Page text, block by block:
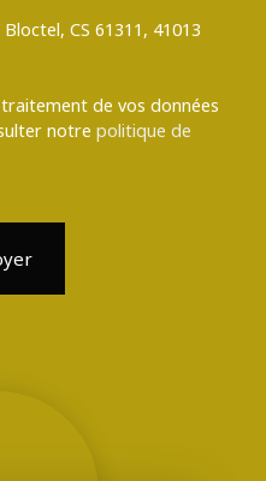
CS 61311, 41013
de vos données
notre politique de